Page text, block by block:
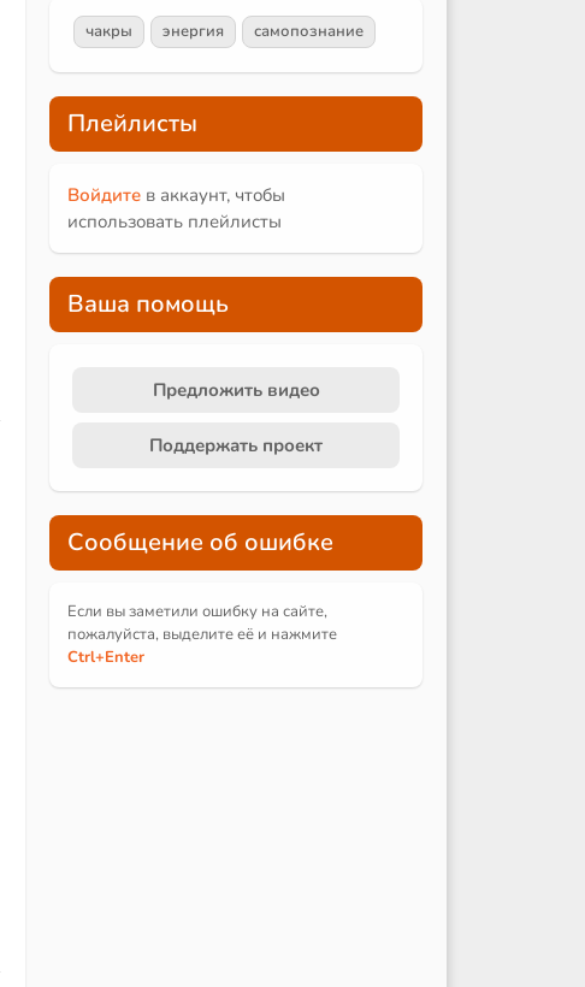
чакры энергия самопознание
Плейлисты
Войдите в аккаунт, чтобы
использовать плейлисты
Ваша помощь
Предложить видео
Поддержать проект
Сообщение об ошибке
Если вы заметили ошибку на сайте,
пожалуйста, выделите её и нажмите
Ctrl+Enter